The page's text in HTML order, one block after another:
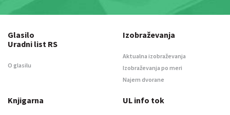
Glasilo
Uradni list RS
O glasilu
Izobraževanja
Aktualna izobraževanja
Izobraževanja po meri
Najem dvorane
Knjigarna UL info tok